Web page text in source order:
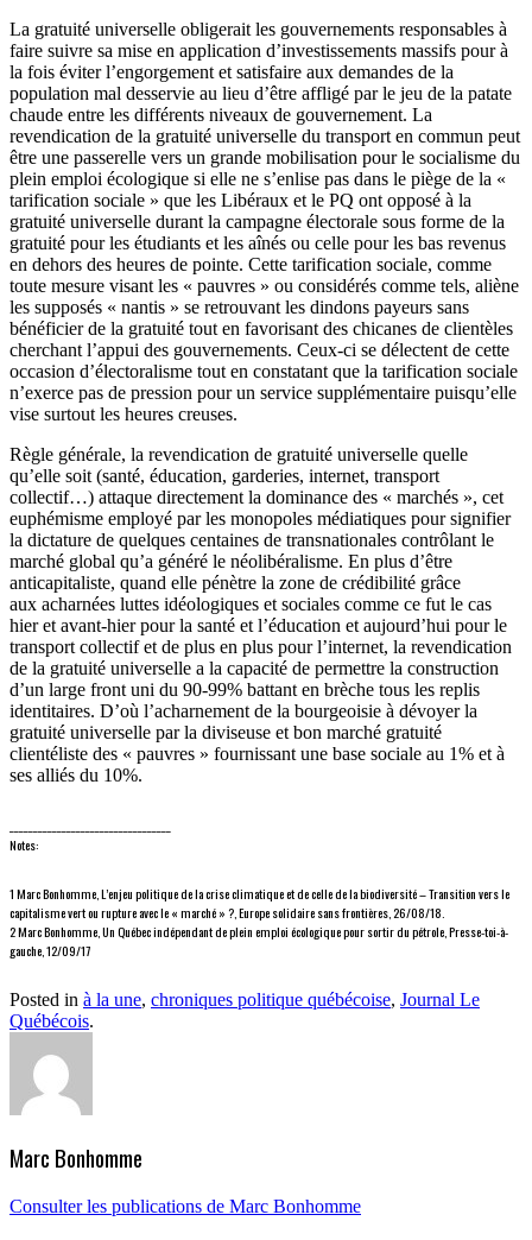
La gratuité universelle obligerait les gouvernements responsables à
faire suivre sa mise en application d’investissements massifs pour à
la fois éviter l’engorgement et satisfaire aux demandes de la
population mal desservie au lieu d’être affligé par le jeu de la patate
chaude entre les différents niveaux de gouvernement. La
revendication de la gratuité universelle du transport en commun peut
être une passerelle vers un grande mobilisation pour le socialisme du
plein emploi écologique si elle ne s’enlise pas dans le piège de la «
tarification sociale » que les Libéraux et le PQ ont opposé à la
gratuité universelle durant la campagne électorale sous forme de la
gratuité pour les étudiants et les aînés ou celle pour les bas revenus
en dehors des heures de pointe. Cette tarification sociale, comme
toute mesure visant les « pauvres » ou considérés comme tels, aliène
les supposés « nantis » se retrouvant les dindons payeurs sans
bénéficier de la gratuité tout en favorisant des chicanes de clientèles
cherchant l’appui des gouvernements. Ceux-ci se délectent de cette
occasion d’électoralisme tout en constatant que la tarification sociale
n’exerce pas de pression pour un service supplémentaire puisqu’elle
vise surtout les heures creuses.
Règle générale, la revendication de gratuité universelle quelle
qu’elle soit (santé, éducation, garderies, internet, transport
collectif…) attaque directement la dominance des « marchés », cet
euphémisme employé par les monopoles médiatiques pour signifier
la dictature de quelques centaines de transnationales contrôlant le
marché global qu’a généré le néolibéralisme. En plus d’être
anticapitaliste, quand elle pénètre la zone de crédibilité grâce
aux acharnées luttes idéologiques et sociales comme ce fut le cas
hier et avant-hier pour la santé et l’éducation et aujourd’hui pour le
transport collectif et de plus en plus pour l’internet, la revendication
de la gratuité universelle a la capacité de permettre la construction
d’un large front uni du 90-99% battant en brèche tous les replis
identitaires. D’où l’acharnement de la bourgeoisie à dévoyer la
gratuité universelle par la diviseuse et bon marché gratuité
clientéliste des « pauvres » fournissant une base sociale au 1% et à
ses alliés du 10%.
Notes:
1 Marc Bonhomme, L’enjeu politique de la crise climatique et de celle de la biodiversité – Transition vers le
capitalisme vert ou rupture avec le « marché » ?, Europe solidaire sans frontières, 26/08/18.
2 Marc Bonhomme, Un Québec indépendant de plein emploi écologique pour sortir du pétrole, Presse-toi-à-
gauche, 12/09/17
Posted in à la une, chroniques politique québécoise, Journal Le
Québécois.
Marc Bonhomme
Consulter les publications de Marc Bonhomme